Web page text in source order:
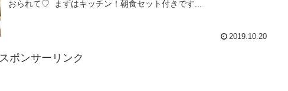
おられて♡ まずはキッチン！朝食セット付きです...
2019.10.20
スポンサーリンク